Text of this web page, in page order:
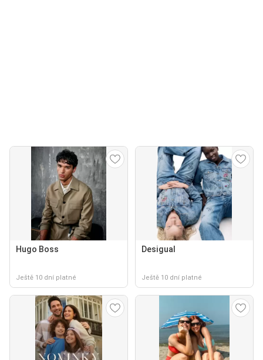
Hugo Boss
Ještě 10 dní platné
Desigual
Ještě 10 dní platné